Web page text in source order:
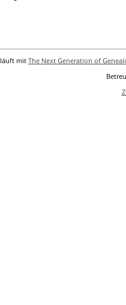
läuft mit The Next Generation of